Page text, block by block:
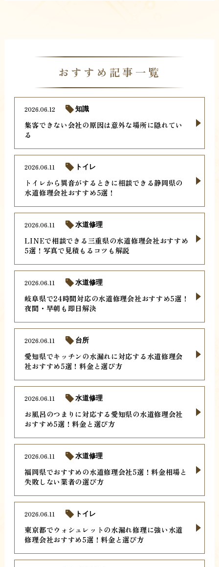
おすすめ記事一覧
集客できない会社の原因は意外な場所に隠れてい
る
2026.06.12 知識
トイレから異音がするときに相談できる静岡県の
水道修理会社おすすめ5選！
2026.06.11 トイレ
LINEで相談できる三重県の水道修理会社おすすめ
5選！写真で見積もるコツも解説
2026.06.11 水道修理
岐阜県で24時間対応の水道修理会社おすすめ5選！
夜間・早朝も即日解決
2026.06.11 水道修理
愛知県でキッチンの水漏れに対応する水道修理会
社おすすめ5選！料金と選び方
2026.06.11 台所
お風呂のつまりに対応する愛知県の水道修理会社
おすすめ5選！料金と選び方
2026.06.11 水道修理
福岡県でおすすめの水道修理会社5選！料金相場と
失敗しない業者の選び方
2026.06.11 水道修理
東京都でウォシュレットの水漏れ修理に強い水道
修理会社おすすめ5選！料金と選び方
2026.06.11 トイレ